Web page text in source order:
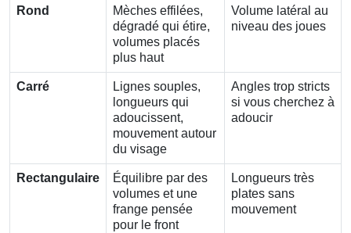
Rond
Mèches effilées,
dégradé qui étire,
volumes placés
plus haut
Volume latéral au
niveau des joues
Carré
Lignes souples,
longueurs qui
adoucissent,
mouvement autour
du visage
Angles trop stricts
si vous cherchez à
adoucir
Rectangulaire
Équilibre par des
volumes et une
frange pensée
pour le front
Longueurs très
plates sans
mouvement